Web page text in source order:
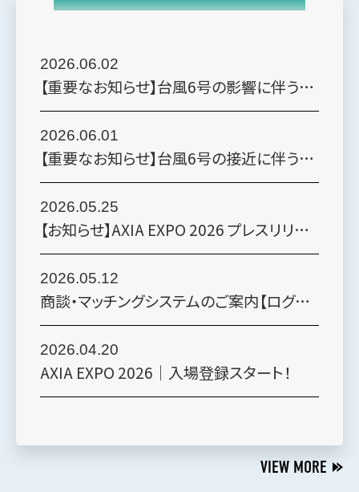
2026.06.02
【重要なお知らせ】台風6号の影響に伴う会期初日（6月3日）中止のお知らせ
2026.06.01
【重要なお知らせ】台風6号の接近に伴う6月3日（水）の開催可否について
2026.05.25
【お知らせ】AXIA EXPO 2026 プレスリリースを発表しました
2026.05.12
商談・マッチングシステムのご案内【ログイン後、右上のバナーからご利用いただけます】
2026.04.20
AXIA EXPO 2026｜入場登録スタート！
VIEW MORE